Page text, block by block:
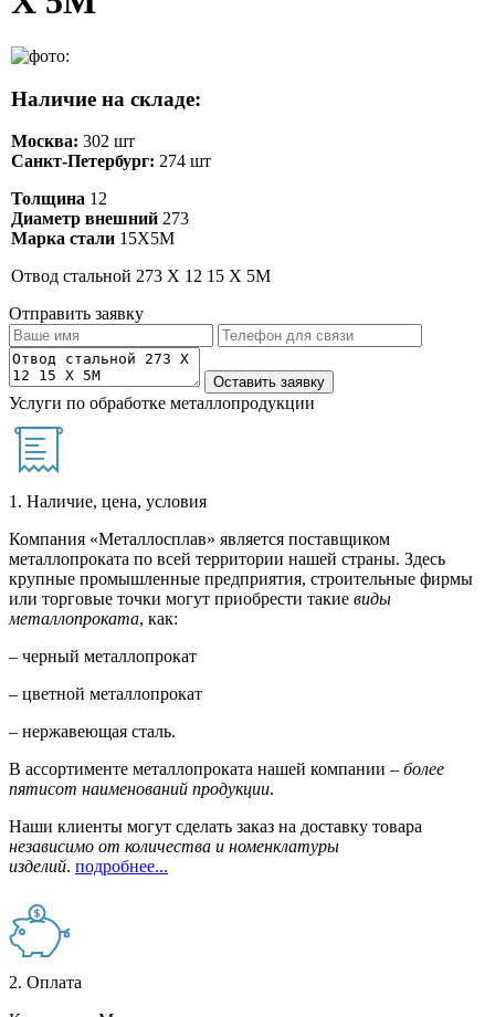
Наличие на складе:
Москва: 302 шт
Санкт-Петербург: 274 шт
Толщина 12
Диаметр внешний 273
Марка стали 15Х5М
Отвод стальной 273 Х 12 15 Х 5М
Отправить заявку
Услуги по обработке металлопродукции
1. Наличие, цена, условия
Компания «Металлосплав» является поставщиком
металлопроката по всей территории нашей страны. Здесь
крупные промышленные предприятия, строительные фирмы
или торговые точки могут приобрести такие виды
металлопроката, как:
– черный металлопрокат
– цветной металлопрокат
– нержавеющая сталь.
В ассортименте металлопроката нашей компании – более
пятисот наименований продукции.
Наши клиенты могут сделать заказ на доставку товара
независимо от количества и номенклатуры
изделий. подробнее...
2. Оплата